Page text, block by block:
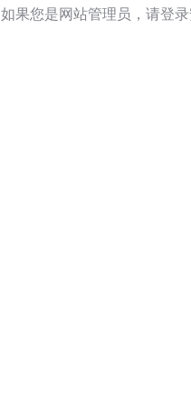
如果您是网站管理员，请登